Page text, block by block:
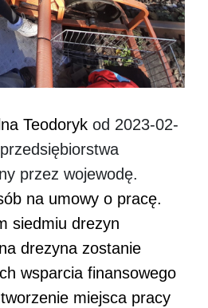
Teodoryk od 2023-02-
przez wojewodę.
na umowy o pracę.
siedmiu drezyn
drezyna zostanie
wsparcia finansowego
miejsca pracy